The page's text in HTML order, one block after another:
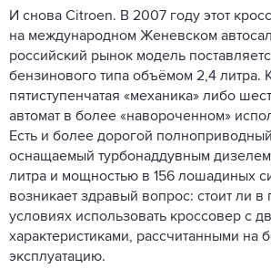
И снова Citroen. В 2007 году этот
на международном Женевском
российский рынок модель
бензинового типа объёмом 2,4 литра.
пятиступенчатая «механика» либо
автомат в более «навороченном»
Есть и более дорогой
оснащаемый турбонаддувным
литра и мощностью в 156 лошадиных
возникает здравый вопрос: стоит ли в
условиях использовать кроссовер с
характеристиками, рассчитанными
эксплуатацию.